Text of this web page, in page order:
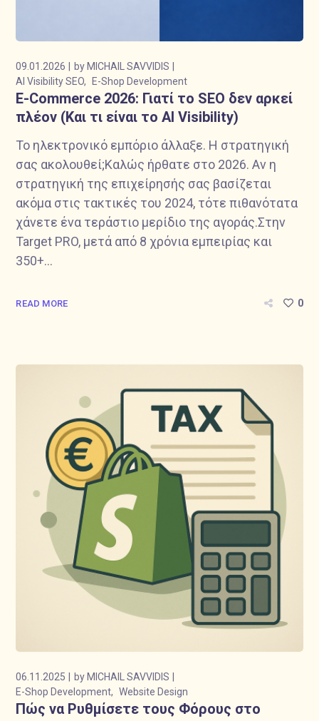
09.01.2026 byMICHAIL SAVVIDIS
AI Visibility SEO
E-Shop Development
E-Commerce 2026: Γιατί το SEO δεν αρκεί
πλέον (Και τι είναι το AI Visibility)
Το ηλεκτρονικό εμπόριο άλλαξε. Η στρατηγική
σας ακολουθεί;Καλώς ήρθατε στο 2026. Αν η
στρατηγική της επιχείρησής σας βασίζεται
ακόμα στις τακτικές του 2024, τότε πιθανότατα
χάνετε ένα τεράστιο μερίδιο της αγοράς.Στην
Target PRO, μετά από 8 χρόνια εμπειρίας και
350+...
READ MORE 0
06.11.2025 by MICHAIL SAVVIDIS
E-Shop Development
Website Design
Πώς να Ρυθμίσετε τους Φόρους στο